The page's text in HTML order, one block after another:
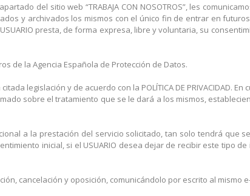
del sitio web “TRABAJA CON NOSOTROS”, les
y archivados los mismos con el único fin de entrar en futuros
presta, de forma expresa, libre y voluntaria, su
de la Agencia Española de Protección de Datos.
legislación y de acuerdo con la POLÍTICA DE PRIVACIDAD.
sobre el tratamiento que se le dará a los mismos,
a la prestación del servicio solicitado, tan solo tendrá que
inicial, si el USUARIO desea dejar de recibir este tipo
cancelación y oposición, comunicándolo por escrito al mismo